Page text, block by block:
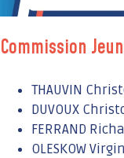
Commission
THAUVIN
DUVOUX
FERRAND
OLESKOW